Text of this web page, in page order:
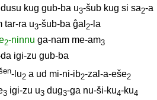
dusu kug gub-ba u3-šub kug si sa2-a
tar-ra u3-šub-ba ĝal 2-la
2-ninnu ga-nam me-am3
igi-zu gub-ba
-lu2 a ud mi-ni-ib2-zal-a-eše2
3 igi-zu u3 dug3-ga nu-ši-ku4-ku4